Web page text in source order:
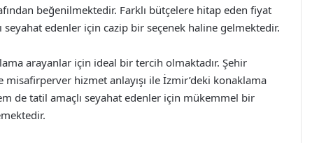
beğenilmektedir. Farklı bütçelere hitap eden fiyat
edenler için cazip bir seçenek haline gelmektedir.
arayanlar için ideal bir tercih olmaktadır. Şehir
misafirperver hizmet anlayışı ile İzmir’deki konaklama
de tatil amaçlı seyahat edenler için mükemmel bir